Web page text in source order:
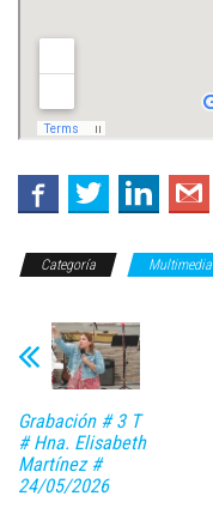
Categoría Multimedia
Grabación # 3 T
# Hna. Elisabeth
Martínez #
24/05/2026